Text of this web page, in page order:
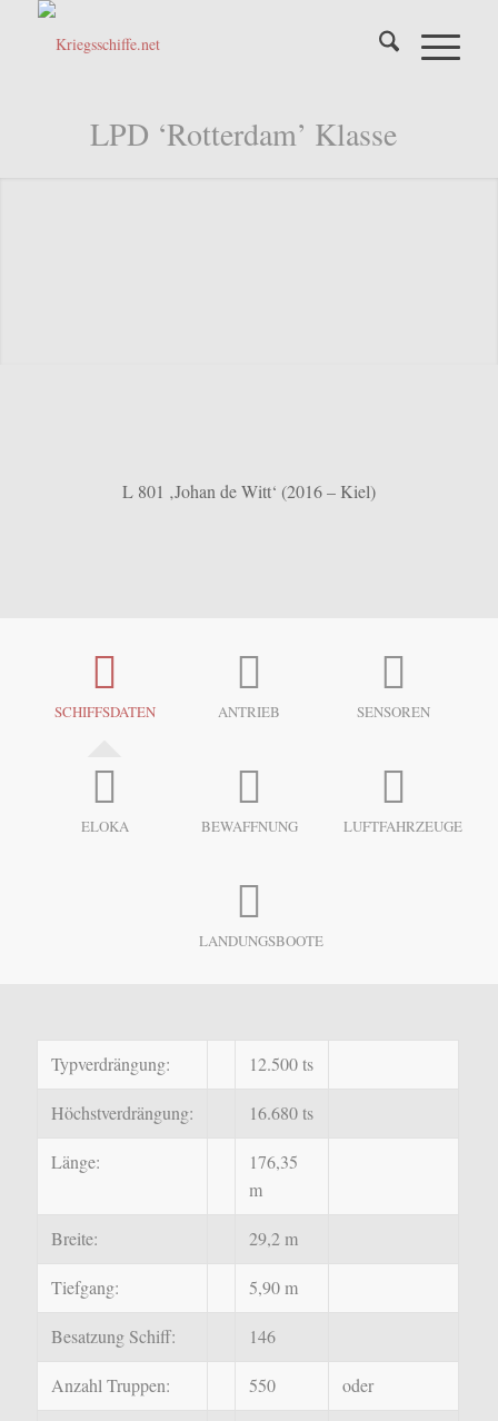
LPD ‘Rotterdam’ Klasse
L 801 ‚Johan de Witt‘ (2016 – Kiel)
SCHIFFSDATEN ANTRIEB SENSOREN
ELOKA BEWAFFNUNG LUFTFAHRZEUGE
LANDUNGSBOOTE
Typverdrängung: 12.500 ts
Höchstverdrängung: 16.680 ts
Länge:
176,35
m
Breite: 29,2 m
Tiefgang: 5,90 m
Besatzung Schiff: 146
Anzahl Truppen: 550 oder